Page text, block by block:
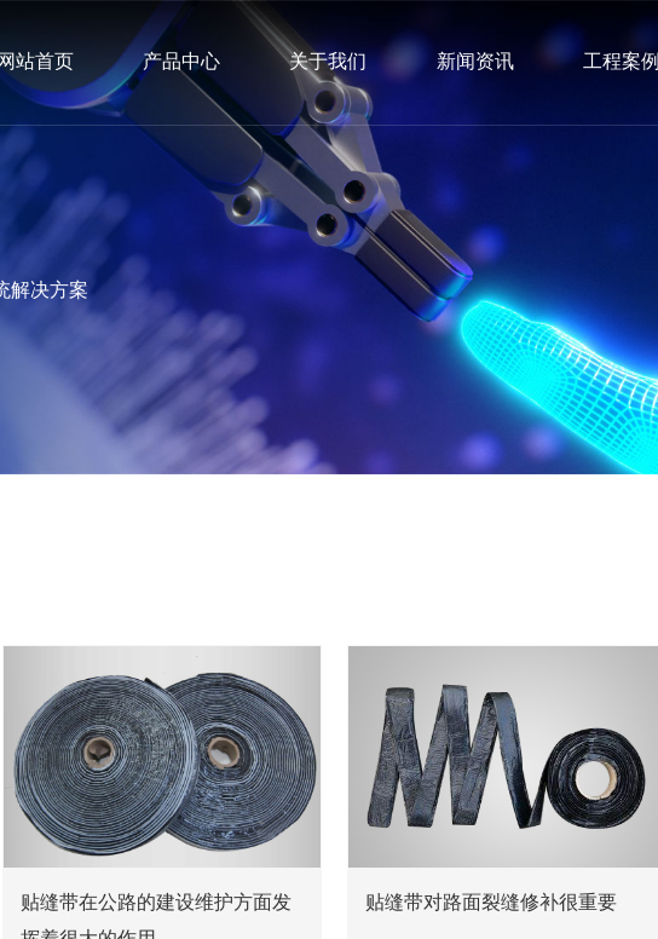
站首页 产品中心 关于我们 新闻资讯 工程案例
解决方案
贴缝带在公路的建设维护方面发
贴缝带对路面裂缝修补很重要